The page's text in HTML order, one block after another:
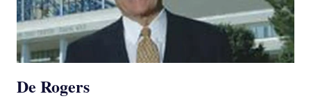
De Rogers